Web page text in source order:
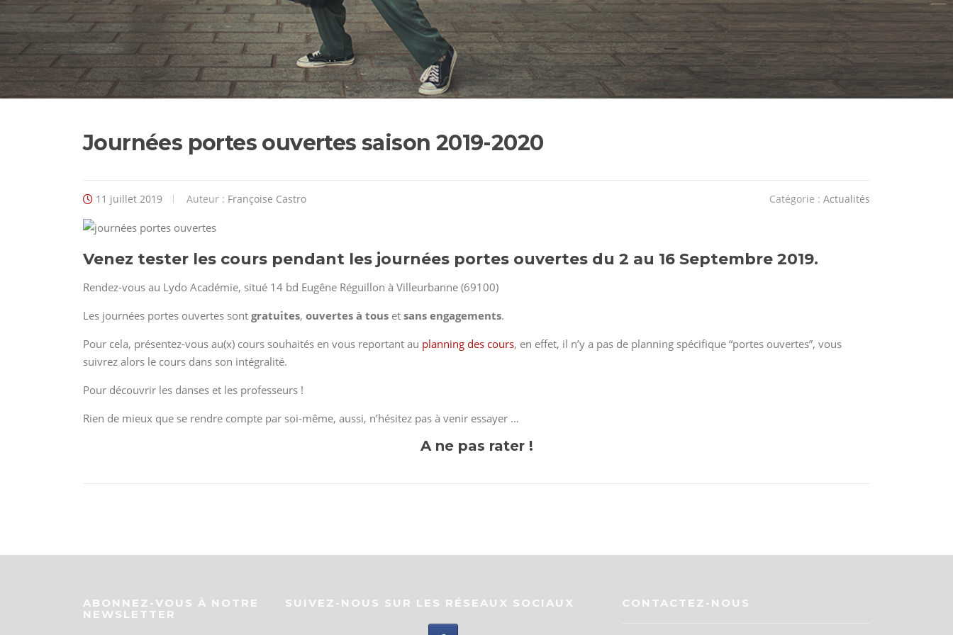
Journées portes ouvertes saison 2019-2020
11 juillet 2019 Auteur : Françoise Castro Catégorie : Actualités
Venez tester les cours pendant les journées portes ouvertes du 2 au 16 Septembre 2019.
Rendez-vous au Lydo Académie, situé 14 bd Eugêne Réguillon à Villeurbanne (69100)
Les journées portes ouvertes sont gratuites, ouvertes à tous et sans engagements.
Pour cela, présentez-vous au(x) cours souhaités en vous reportant au planning des cours, en effet, il n’y a pas de planning spécifique “portes ouvertes”, vous
suivrez alors le cours dans son intégralité.
Pour découvrir les danses et les professeurs !
Rien de mieux que se rendre compte par soi-même, aussi, n’hésitez pas à venir essayer …
A ne pas rater !
ABONNEZ-VOUS À NOTRE
NEWSLETTER
SUIVEZ-NOUS SUR LES RÉSEAUX SOCIAUX CONTACTEZ-NOUS